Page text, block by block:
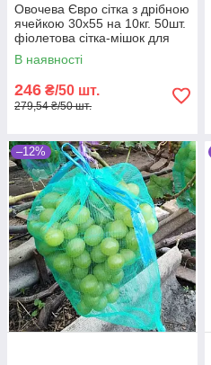
Овочева Євро сітка з дрібною
ячейкою 30х55 на 10кг. 50шт.
фіолетова сітка-мішок для
овочів.
В наявності
246 ₴/50 шт.
279,54 ₴/50 шт.
–12%